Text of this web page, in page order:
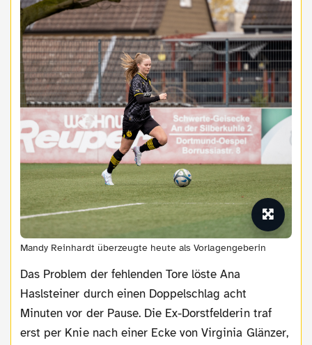
Mandy Reinhardt überzeugte heute als Vorlagengeberin
Das Problem der fehlenden Tore löste Ana
Haslsteiner durch einen Doppelschlag acht
Minuten vor der Pause. Die Ex-Dorstfelderin traf
erst per Knie nach einer Ecke von Virginia Glänzer,